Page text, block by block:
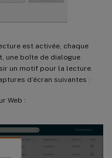
est activée, chaque
une boîte de dialogue
un motif pour la lecture.
d’écran suivantes :
Web :